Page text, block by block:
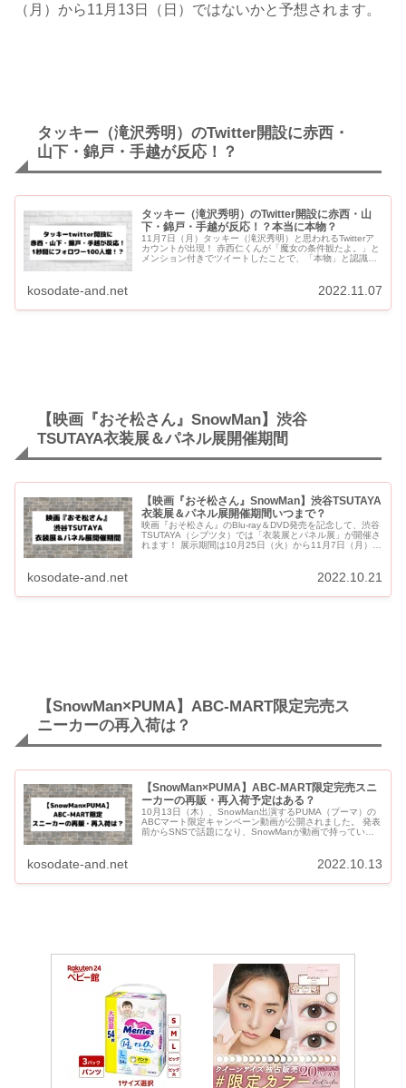
（月）から11月13日（日）ではないかと予想されます。
タッキー（滝沢秀明）のTwitter開設に赤西・
山下・錦戸・手越が反応！？
タッキー（滝沢秀明）のTwitter開設に赤西・山
下・錦戸・手越が反応！？本当に本物？
11月7日（月）タッキー（滝沢秀明）と思われるTwitterア
カウントが出現！ 赤西仁くんが「魔女の条件観たよ。」と
メンション付きでツイートしたことで、「本物」と認識さ
kosodate-and.net 2022.11.07
【映画『おそ松さん』SnowMan】渋谷
TSUTAYA衣装展＆パネル展開催期間
【映画『おそ松さん』SnowMan】渋谷TSUTAYA
衣装展＆パネル展開催期間いつまで？
映画『おそ松さん』のBlu-ray＆DVD発売を記念して、渋谷
TSUTAYA（シブツタ）では「衣装展とパネル展」が開催さ
れます！ 展示期間は10月25日（火）から11月7日（月）ま
kosodate-and.net 2022.10.21
【SnowMan×PUMA】ABC-MART限定完売ス
ニーカーの再入荷は？
【SnowMan×PUMA】ABC-MART限定完売スニ
ーカーの再販・再入荷予定はある？
10月13日（木）、SnowMan出演するPUMA（プーマ）の
ABCマート限定キャンペーン動画が公開されました。 発表
前からSNSで話題になり、SnowManが動画で持っている
kosodate-and.net 2022.10.13